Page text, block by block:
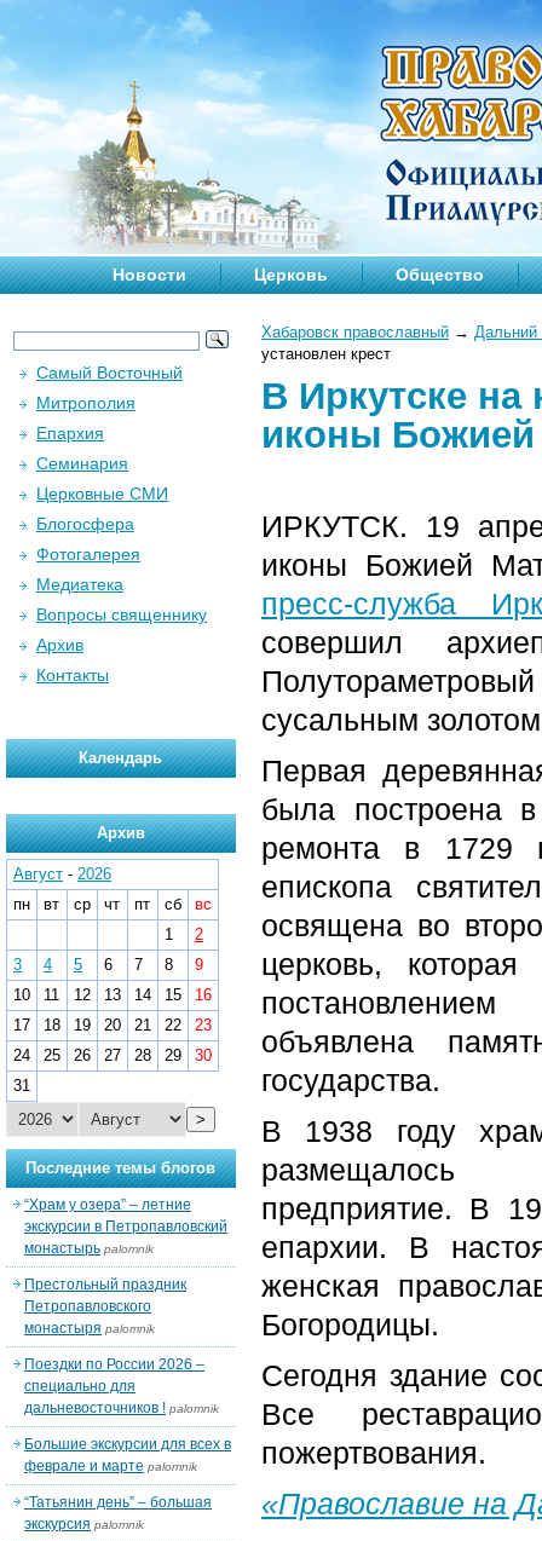
Новости Церковь Общество
Хабаровск православный → Дальний
установлен крест
В Иркутске
иконы Божией
ИРКУТСК. 19
иконы Божией
пресс-служба
совершил
сусальным
Первая
была построена
ремонта в 1729
епископа
освящена во
церковь,
объявлена
государства.
В 1938 году
размещалось
предприятие. В
епархии. В
женская
Богородицы.
Сегодня здание
Все
пожертвования.
«Православие на
Самый Восточный
Митрополия
Епархия
Семинария
Церковные СМИ
Блогосфера
Фотогалерея
Медиатека
Вопросы священнику
Архив
Контакты
Календарь
Архив
Август - 2026
пн
вт ср чт пт сб
вс
1
2
3
4 5 6 7 8
9
10
11 12 13 14 15
16
17
18 19 20 21 22
23
24
25 26 27 28 29
30
31
>
Последние темы блогов
“Храм у озера” – летние
экскурсии в Петропавловский
монастырь palomnik
Престольный праздник
Петропавловского
монастыря palomnik
Поездки по России 2026 –
специально для
дальневосточников ! palomnik
Большие экскурсии для всех в
феврале и марте palomnik
“Татьянин день” – большая
экскурсия palomnik